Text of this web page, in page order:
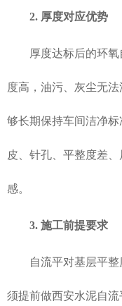
2. 厚度对应优势
厚度达标后的环
度高，油污、灰尘无
够长期保持车间洁净
皮、针孔、平整度差
感。
3. 施工前提要求
自流平对基层平
须提前做西安水泥自流